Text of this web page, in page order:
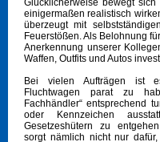
Glücklicherweise bewegt
einigermaßen realistisch
überzeugt mit
Feuerstößen. Als Belohnung
Anerkennung unserer
Waffen, Outfits und Autos
Bei vielen Aufträgen ist
Fluchtwagen parat zu
Fachhändler“ entsprechend
oder Kennzeichen
Gesetzeshütern zu
sorgt nämlich nicht nur